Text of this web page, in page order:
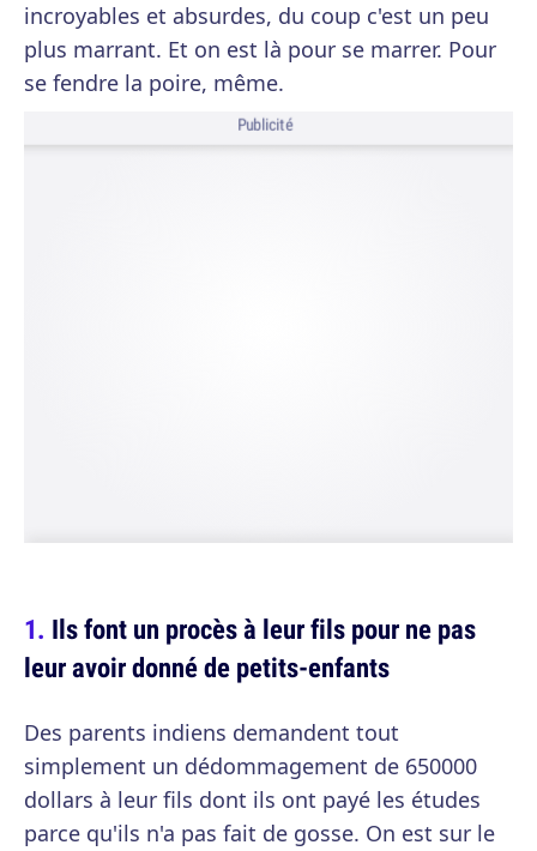
incroyables et absurdes, du coup c'est un peu
plus marrant. Et on est là pour se marrer. Pour
se fendre la poire, même.
Publicité
Ils font un procès à leur fils pour ne pas
leur avoir donné de petits-enfants
Des parents indiens demandent tout
simplement un dédommagement de 650000
dollars à leur fils dont ils ont payé les études
parce qu'ils n'a pas fait de gosse. On est sur le